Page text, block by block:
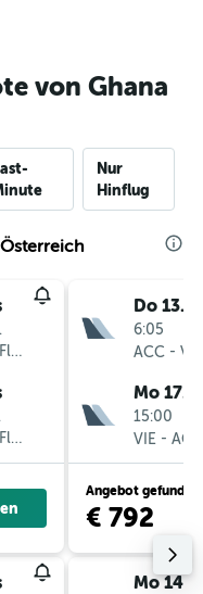
von Ghana
Nur
Hinflug
Do 13.8.
6:05
ACC - VIE
Mo 17.8.
15:00
VIE - ACC
Angebot gefunden
€ 792
Mo 14.9.